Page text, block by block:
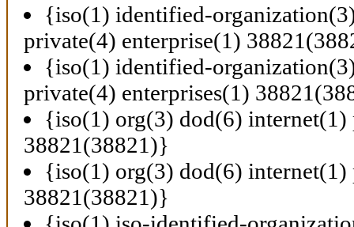
{iso(1) identified-
private(4) enterprise(1)
{iso(1) identified-
private(4) enterprises(1)
{iso(1) org(3) dod(6) internet(1)
38821(38821)}
{iso(1) org(3) dod(6) internet(1)
38821(38821)}